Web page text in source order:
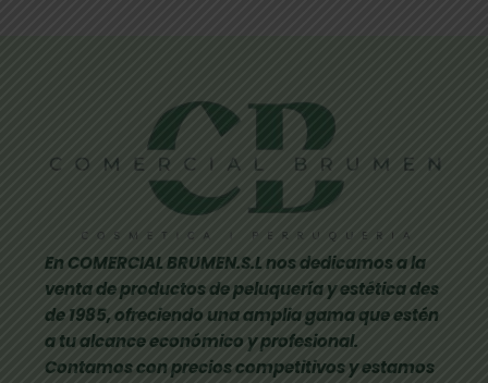
En COMERCIAL BRUMEN.S.L nos dedicamos a la
venta de productos de peluquería y estética des
de 1985, ofreciendo una amplia gama que estén
a tu alcance económico y profesional.
Contamos con precios competitivos y estamos